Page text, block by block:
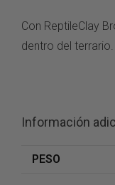
Con ReptileClay
dentro del terrario.
Información
PESO